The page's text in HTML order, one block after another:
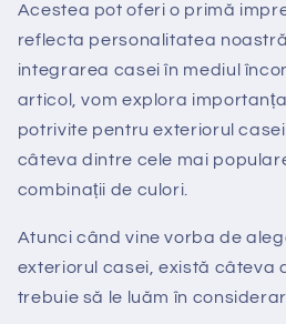
Acestea pot oferi o primă
reflecta personalitatea
integrarea casei în mediul
articol, vom explora
potrivite pentru exteriorul
câteva dintre cele mai
combinații de culori.
Atunci când vine vorba de
exteriorul casei, există câteva
trebuie să le luăm în